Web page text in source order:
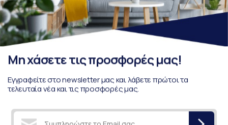
Μη χάσετε τις προσφορές μας!
Εγγραφείτε στο newsletter μας και λάβετε πρώτοι τα
τελευταία νέα και τις προσφορές μας.
ΥΨΟΣ:55εκ